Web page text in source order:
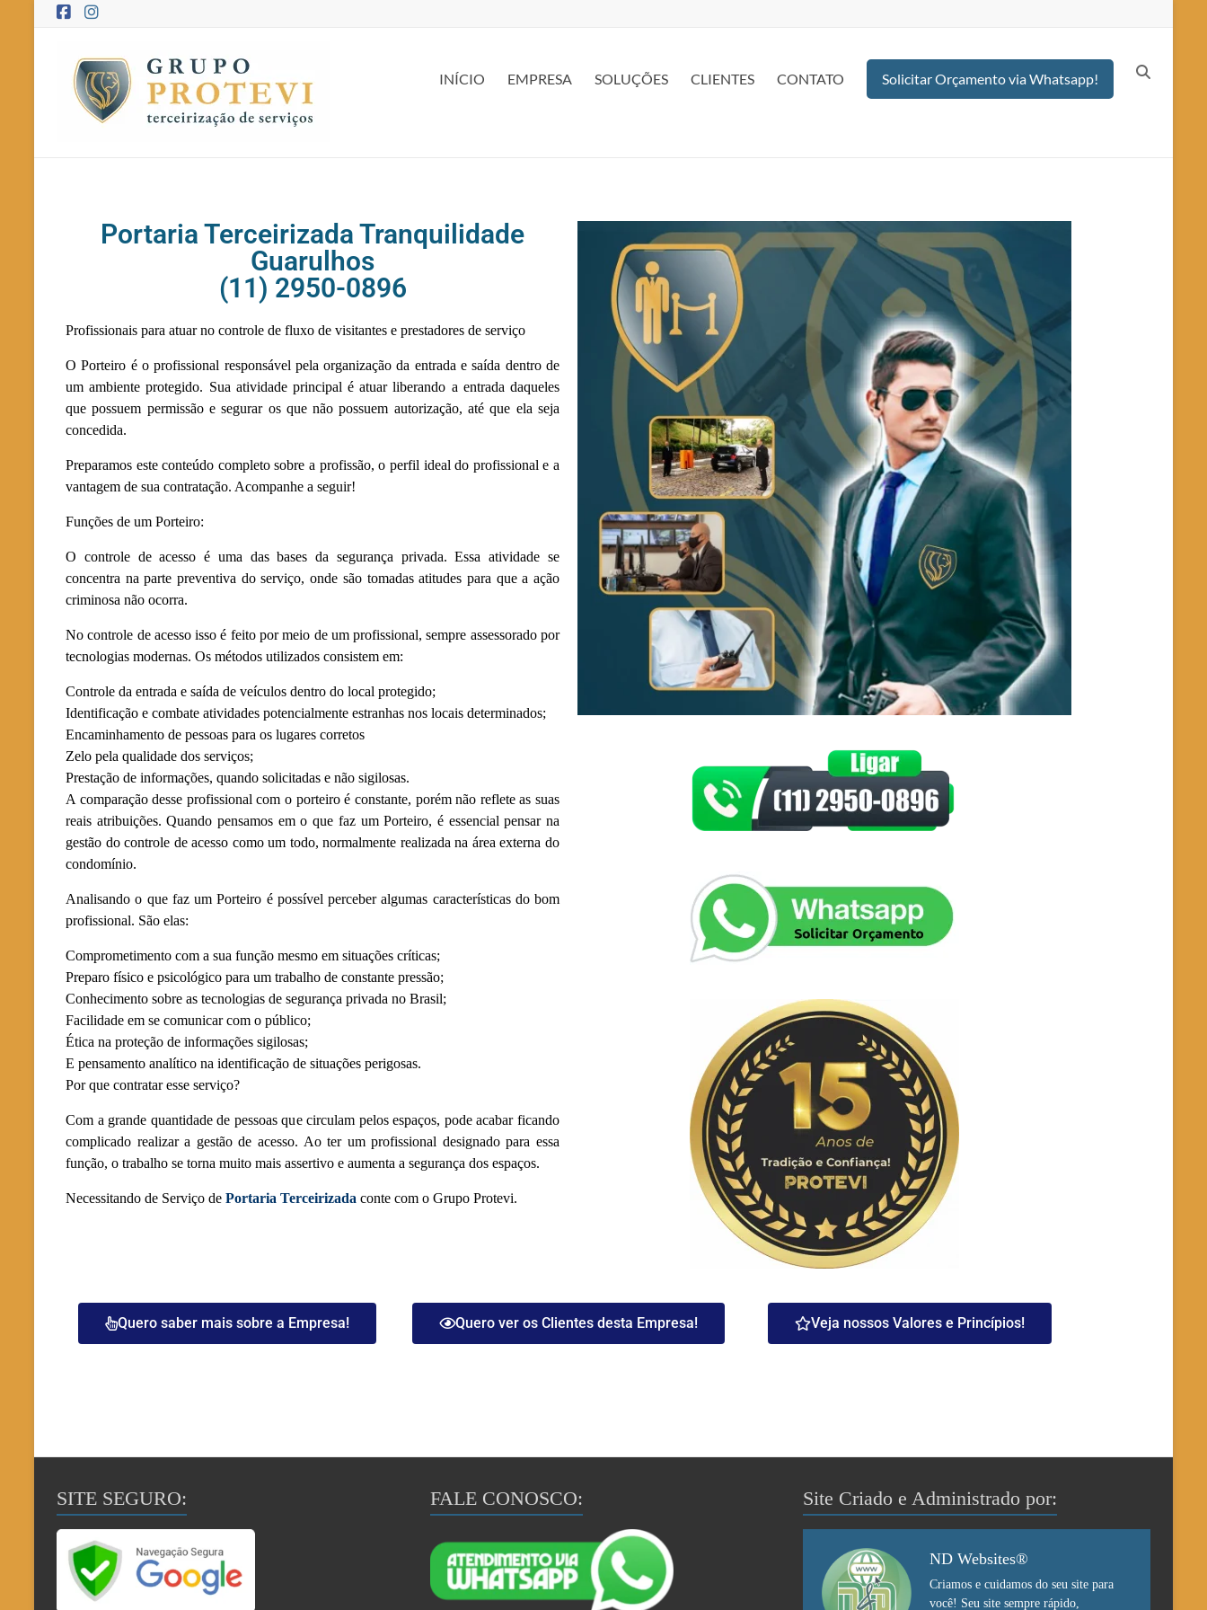
INÍCIO EMPRESA SOLUÇÕES CLIENTES CONTATO Solicitar Orçamento via Whatsapp!
Portaria Terceirizada Tranquilidade
Guarulhos
(11) 2950-0896
Profissionais para atuar no controle de fluxo de visitantes e prestadores de serviço
O Porteiro é o profissional responsável pela organização da entrada e saída dentro de
um ambiente protegido. Sua atividade principal é atuar liberando a entrada daqueles
que possuem permissão e segurar os que não possuem autorização, até que ela seja
concedida.
Preparamos este conteúdo completo sobre a profissão, o perfil ideal do profissional e a
vantagem de sua contratação. Acompanhe a seguir!
Funções de um Porteiro:
O controle de acesso é uma das bases da segurança privada. Essa atividade se
concentra na parte preventiva do serviço, onde são tomadas atitudes para que a ação
criminosa não ocorra.
No controle de acesso isso é feito por meio de um profissional, sempre assessorado por
tecnologias modernas. Os métodos utilizados consistem em:
Controle da entrada e saída de veículos dentro do local protegido;
Identificação e combate atividades potencialmente estranhas nos locais determinados;
Encaminhamento de pessoas para os lugares corretos
Zelo pela qualidade dos serviços;
Prestação de informações, quando solicitadas e não sigilosas.
A comparação desse profissional com o porteiro é constante, porém não reflete as suas
reais atribuições. Quando pensamos em o que faz um Porteiro, é essencial pensar na
gestão do controle de acesso como um todo, normalmente realizada na área externa do
condomínio.
Analisando o que faz um Porteiro é possível perceber algumas características do bom
profissional. São elas:
Comprometimento com a sua função mesmo em situações críticas;
Preparo físico e psicológico para um trabalho de constante pressão;
Conhecimento sobre as tecnologias de segurança privada no Brasil;
Facilidade em se comunicar com o público;
Ética na proteção de informações sigilosas;
E pensamento analítico na identificação de situações perigosas.
Por que contratar esse serviço?
Com a grande quantidade de pessoas que circulam pelos espaços, pode acabar ficando
complicado realizar a gestão de acesso. Ao ter um profissional designado para essa
função, o trabalho se torna muito mais assertivo e aumenta a segurança dos espaços.
Necessitando de Serviço de Portaria Terceirizada conte com o Grupo Protevi.
Quero saber mais sobre a Empresa! Quero ver os Clientes desta Empresa! Veja nossos Valores e Princípios!
SITE SEGURO: FALE CONOSCO: Site Criado e Administrado por:
ND Websites®
Criamos e cuidamos do seu site para
você! Seu site sempre rápido,